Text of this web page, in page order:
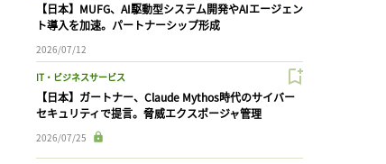
【日本】MUFG、AI駆動型システム開発やAIエージェン
ト導入を加速。パートナーシップ形成
2026/07/12
IT・ビジネスサービス
【日本】ガートナー、Claude Mythos時代のサイバー
セキュリティで提言。脅威エクスポージャ管理
2026/07/25